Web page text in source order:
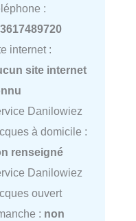
:
internet :
site internet
Danilowiez
à domicile :
renseigné
Danilowiez
ouvert
: non